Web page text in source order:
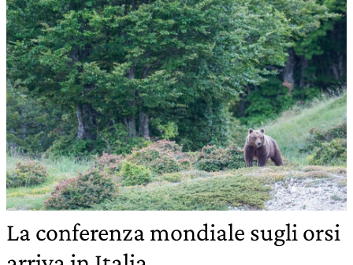
La conferenza mondiale sugli orsi